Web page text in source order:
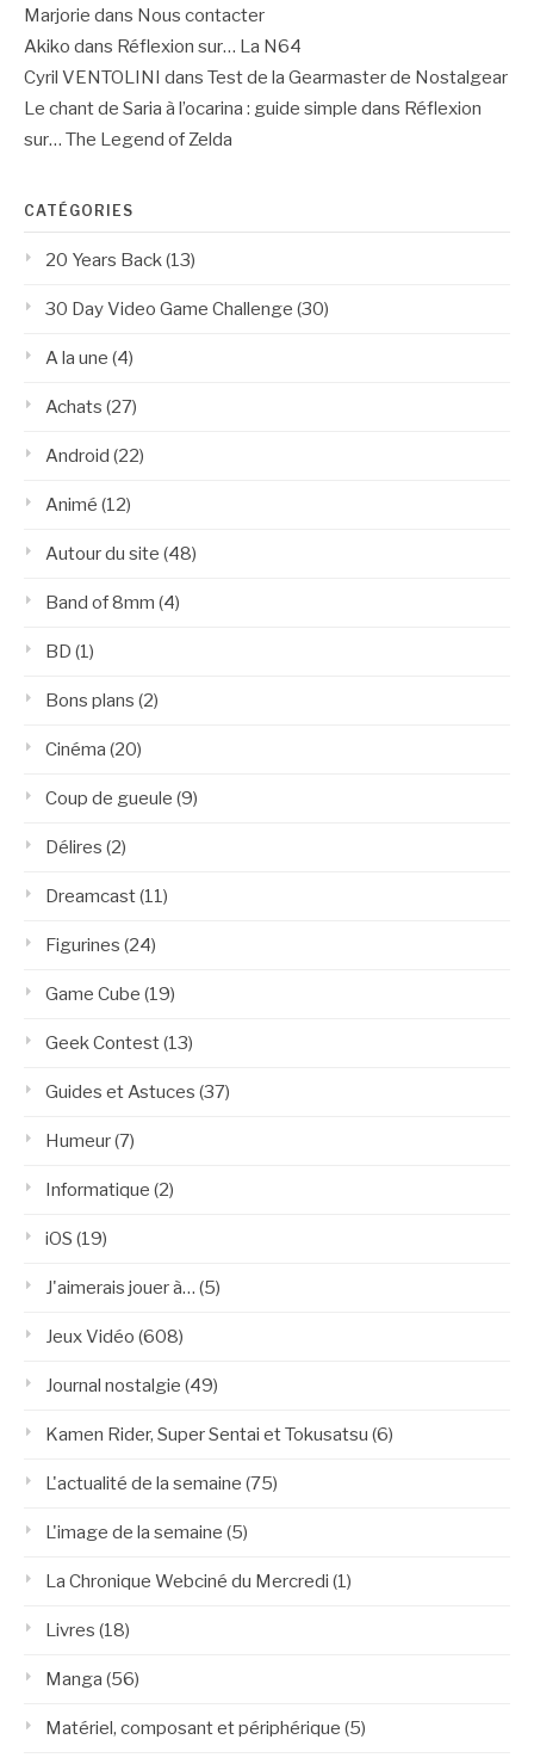
Marjorie dans Nous contacter
Akiko dans Réflexion sur… La N64
Cyril VENTOLINI
dans Test de la Gearmaster de Nostalgear
Le chant de Saria à l’ocarina : guide simple dans Réflexion
sur… The Legend of Zelda
CATÉGORIES
20 Years Back(13)
30 Day Video Game Challenge (30)
A la une (4)
Achats (27)
Android (22)
Animé (12)
Autour du site (48)
Band of 8mm (4)
BD (1)
Bons plans (2)
Cinéma (20)
Coup de gueule (9)
Délires (2)
Dreamcast(11)
Figurines (24)
Game Cube (19)
Geek Contest(13)
Guides et Astuces (37)
Humeur(7)
Informatique (2)
iOS (19)
J'aimerais jouer à… (5)
Jeux Vidéo (608)
Journal nostalgie (49)
Kamen Rider, Super Sentai et Tokusatsu (6)
L'actualité de la semaine (75)
L'image de la semaine (5)
La Chronique Webciné du Mercredi (1)
Livres (18)
Manga (56)
Matériel, composant et périphérique (5)